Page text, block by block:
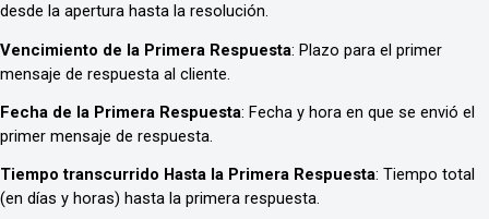
desde la apertura hasta la resolución.
Vencimiento de la Primera Respuesta: Plazo para el primer
mensaje de respuesta al cliente.
Fecha de la Primera Respuesta: Fecha y hora en que se envió el
primer mensaje de respuesta.
Tiempo transcurrido Hasta la Primera Respuesta: Tiempo total
(en días y horas) hasta la primera respuesta.